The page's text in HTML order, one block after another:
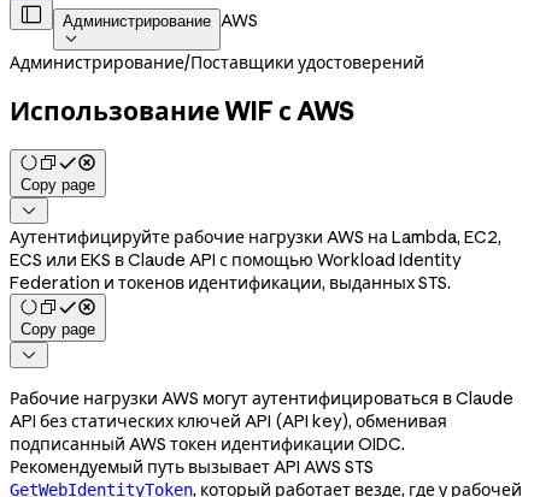
 Администрирование

AWS
Администрирование/Поставщики удостоверений
Использование WIF с AWS
Copy page

Аутентифицируйте рабочие нагрузки AWS на Lambda, EC2,
ECS или EKS в Claude API с помощью Workload Identity
Federation и токенов идентификации, выданных STS.
Copy page

Рабочие нагрузки AWS могут аутентифицироваться в Claude
API без статических ключей API (API key), обменивая
подписанный AWS токен идентификации OIDC.
Рекомендуемый путь вызывает API AWS STS
GetWebIdentityToken, который работает везде, где у рабочей